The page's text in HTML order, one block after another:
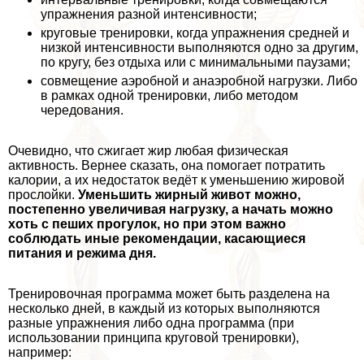
упражнения разной интенсивности;
круговые тренировки, когда упражнения средней и
низкой интенсивности выполняются одно за другим,
по кругу, без отдыха или с минимальными паузами;
совмещение аэробной и анаэробной нагрузки. Либо
в рамках одной тренировки, либо методом
чередования.
Очевидно, что сжигает жир любая физическая
активность. Вернее сказать, она помогает потратить
калории, а их недостаток ведёт к уменьшению жировой
прослойки. Уменьшить жирный живот можно,
постепенно увеличивая нагрузку, а начать можно
хоть с пеших прогулок, но при этом важно
соблюдать иные рекомендации, касающиеся
питания и режима дня.
Тренировочная программа может быть разделена на
несколько дней, в каждый из которых выполняются
разные упражнения либо одна программа (при
использовании принципа круговой тренировки),
например: